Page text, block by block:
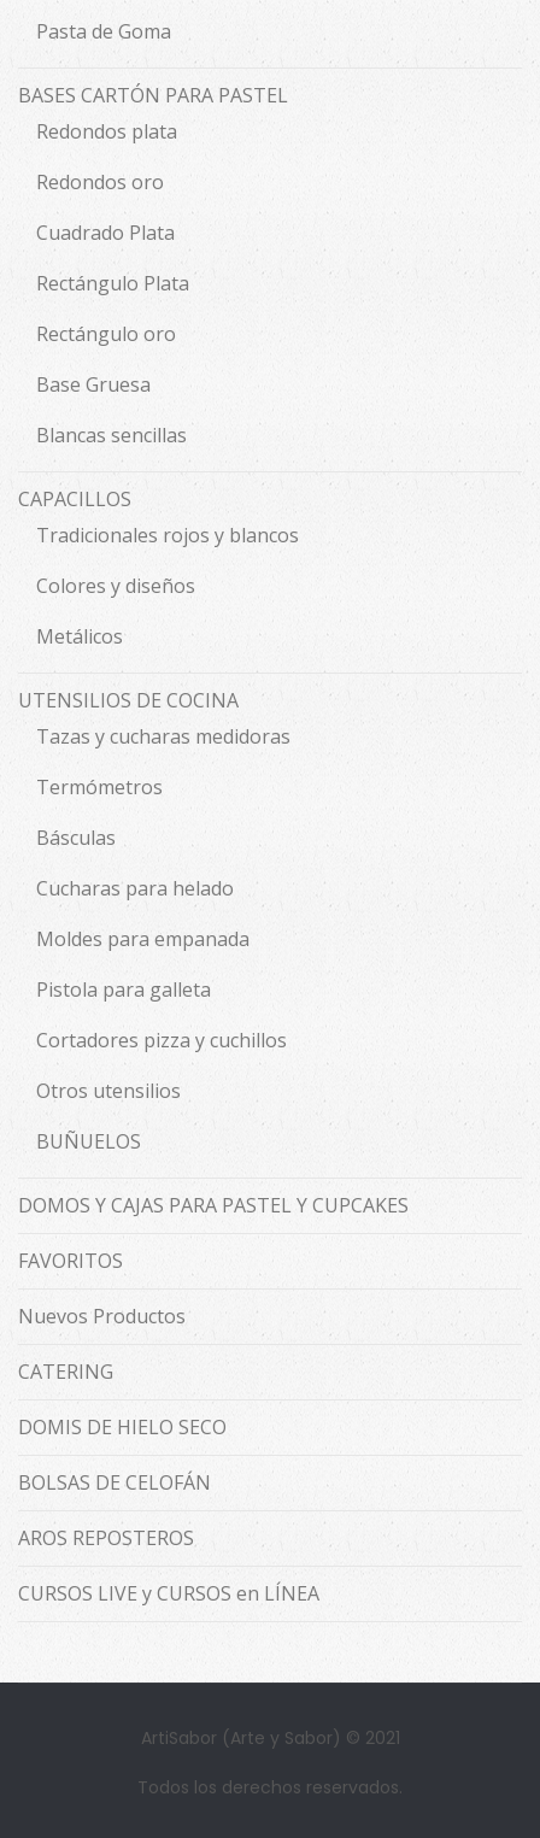
Pasta de Goma
BASES CARTÓN PARA PASTEL
Redondos plata
Redondos oro
Cuadrado Plata
Rectángulo Plata
Rectángulo oro
Base Gruesa
Blancas sencillas
CAPACILLOS
Tradicionales rojos y blancos
Colores y diseños
Metálicos
UTENSILIOS DE COCINA
Tazas y cucharas medidoras
Termómetros
Básculas
Cucharas para helado
Moldes para empanada
Pistola para galleta
Cortadores pizza y cuchillos
Otros utensilios
BUÑUELOS
DOMOS Y CAJAS PARA PASTEL Y CUPCAKES
FAVORITOS
Nuevos Productos
CATERING
DOMIS DE HIELO SECO
BOLSAS DE CELOFÁN
AROS REPOSTEROS
CURSOS LIVE y CURSOS en LÍNEA
ArtiSabor (Arte y Sabor) © 2021
Todos los derechos reservados.